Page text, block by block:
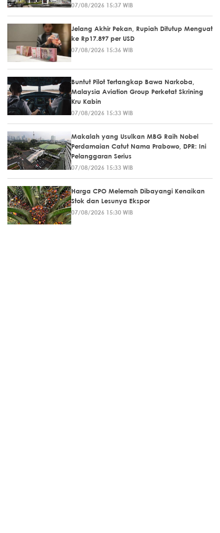
07/08/2026 15:37 WIB
Jelang Akhir Pekan, Rupiah Ditutup Menguat
ke Rp17.897 per USD
07/08/2026 15:36 WIB
Buntut Pilot Tertangkap Bawa Narkoba,
Malaysia Aviation Group Perketat Skrining
Kru Kabin
07/08/2026 15:33 WIB
Makalah yang Usulkan MBG Raih Nobel
Perdamaian Catut Nama Prabowo, DPR: Ini
Pelanggaran Serius
07/08/2026 15:33 WIB
Harga CPO Melemah Dibayangi Kenaikan
Stok dan Lesunya Ekspor
07/08/2026 15:30 WIB